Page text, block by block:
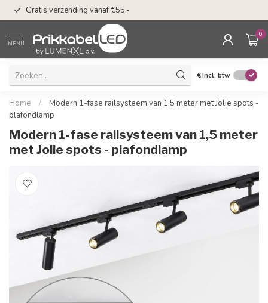
Gratis verzending vanaf €55,-
MENU
0
€Incl. btw
Home /
Modern 1-fase railsysteem van 1,5 meter met Jolie spots -
plafondlamp
Modern 1-fase railsysteem van 1,5 meter
met Jolie spots - plafondlamp